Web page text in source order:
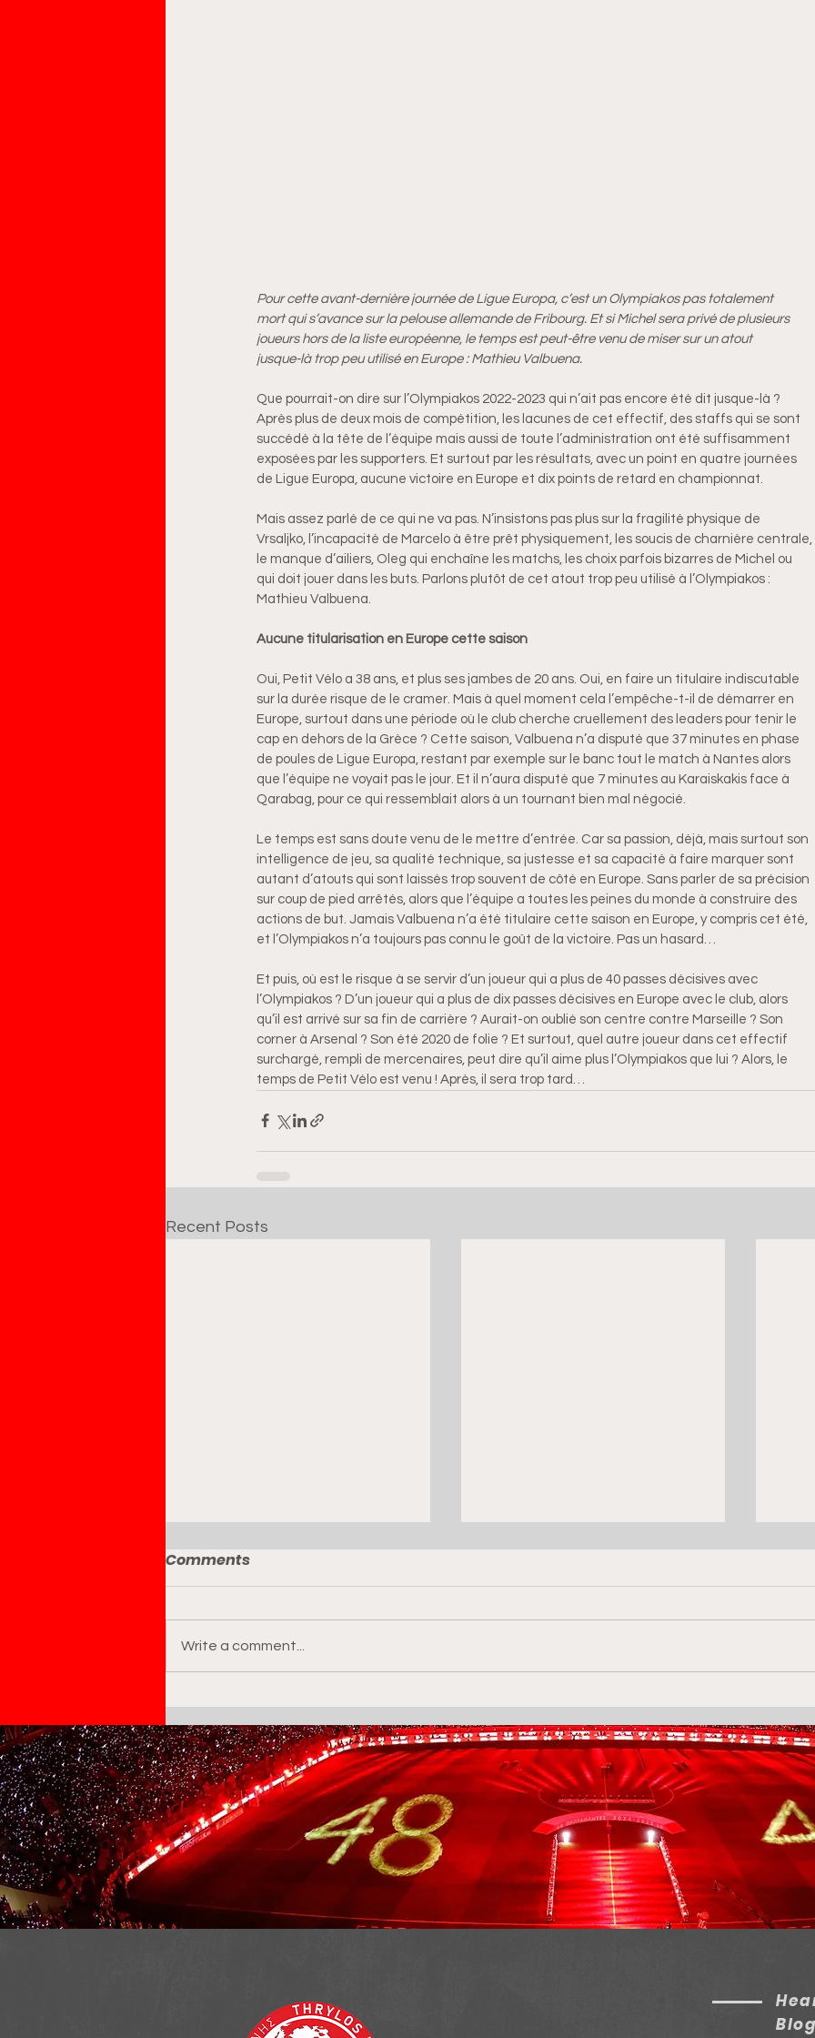
Pour cette avant-dernière journée de Ligue Europa, c’est un Olympiakos pas totalement
mort qui s’avance sur la pelouse allemande de Fribourg. Et si Michel sera privé de plusieurs
joueurs hors de la liste européenne, le temps est peut-être venu de miser sur un atout
jusque-là trop peu utilisé en Europe : Mathieu Valbuena.
Que pourrait-on dire sur l’Olympiakos 2022-2023 qui n’ait pas encore été dit jusque-là ?
Après plus de deux mois de compétition, les lacunes de cet effectif, des staffs qui se sont
succédé à la tête de l’équipe mais aussi de toute l’administration ont été suffisamment
exposées par les supporters. Et surtout par les résultats, avec un point en quatre journées
de Ligue Europa, aucune victoire en Europe et dix points de retard en championnat.
Mais assez parlé de ce qui ne va pas. N’insistons pas plus sur la fragilité physique de
Vrsaljko, l’incapacité de Marcelo à être prêt physiquement, les soucis de charnière centrale,
le manque d’ailiers, Oleg qui enchaîne les matchs, les choix parfois bizarres de Michel ou
qui doit jouer dans les buts. Parlons plutôt de cet atout trop peu utilisé à l’Olympiakos :
Mathieu Valbuena.
Aucune titularisation en Europe cette saison
Oui, Petit Vélo a 38 ans, et plus ses jambes de 20 ans. Oui, en faire un titulaire indiscutable
sur la durée risque de le cramer. Mais à quel moment cela l’empêche-t-il de démarrer en
Europe, surtout dans une période où le club cherche cruellement des leaders pour tenir le
cap en dehors de la Grèce ? Cette saison, Valbuena n’a disputé que 37 minutes en phase
de poules de Ligue Europa, restant par exemple sur le banc tout le match à Nantes alors
que l’équipe ne voyait pas le jour. Et il n’aura disputé que 7 minutes au Karaiskakis face à
Qarabag, pour ce qui ressemblait alors à un tournant bien mal négocié.
Le temps est sans doute venu de le mettre d’entrée. Car sa passion, déjà, mais surtout son
intelligence de jeu, sa qualité technique, sa justesse et sa capacité à faire marquer sont
autant d’atouts qui sont laissés trop souvent de côté en Europe. Sans parler de sa précision
sur coup de pied arrêtés, alors que l’équipe a toutes les peines du monde à construire des
actions de but. Jamais Valbuena n’a été titulaire cette saison en Europe, y compris cet été,
et l’Olympiakos n’a toujours pas connu le goût de la victoire. Pas un hasard…
Et puis, où est le risque à se servir d’un joueur qui a plus de 40 passes décisives avec
l’Olympiakos ? D’un joueur qui a plus de dix passes décisives en Europe avec le club, alors
qu’il est arrivé sur sa fin de carrière ? Aurait-on oublié son centre contre Marseille ? Son
corner à Arsenal ? Son été 2020 de folie ? Et surtout, quel autre joueur dans cet effectif
surchargé, rempli de mercenaires, peut dire qu’il aime plus l’Olympiakos que lui ? Alors, le
temps de Petit Vélo est venu ! Après, il sera trop tard…
Recent Posts
Geoffrey Moncada
Appointed Technical
Director of Marinakis
Football Group
Is Puerta the midfielder
Olympiacos have decided
is worth stretching for?
Comments
Write a comment...